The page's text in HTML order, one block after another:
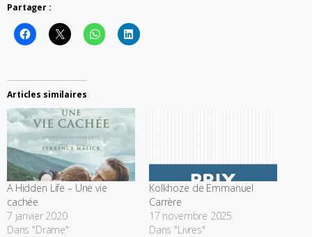
Partager :
Articles similaires
A Hidden Life – Une vie
cachée
7 janvier 2020
Dans "Drame"
Kolkhoze de Emmanuel
Carrère
17 novembre 2025
Dans "Livres"